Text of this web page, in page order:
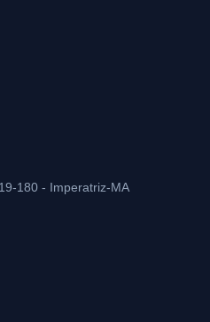
180 - Imperatriz-MA